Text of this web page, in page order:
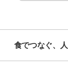
食でつなぐ、人